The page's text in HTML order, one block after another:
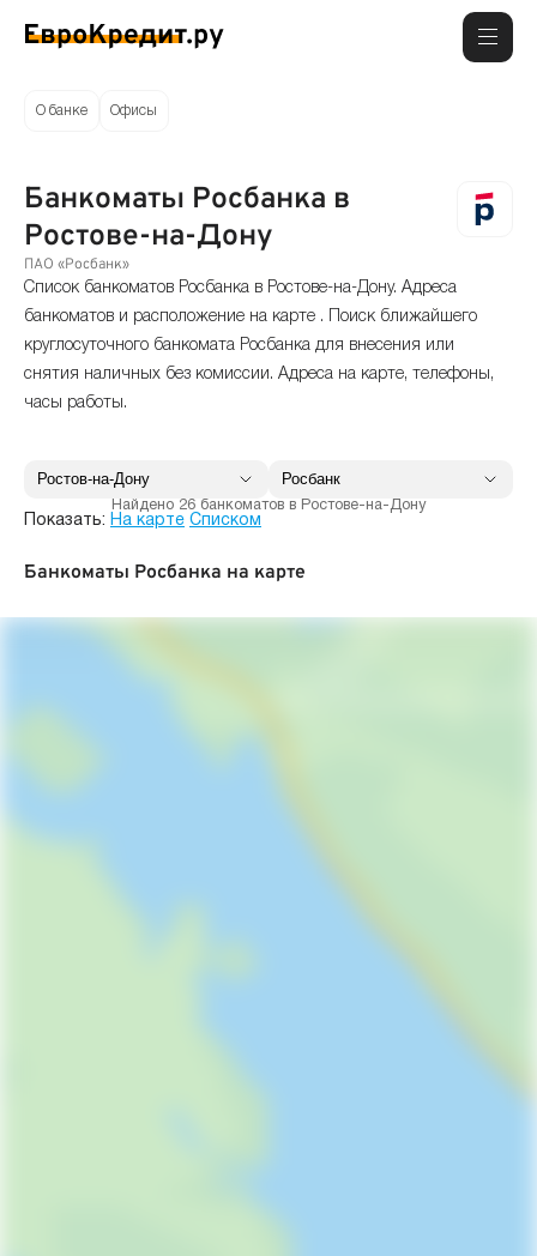
О банке Офисы
Банкоматы Росбанка в
Ростове-на-Дону
ПАО «Росбанк»
Список банкоматов Росбанка в Ростове-на-Дону. Адреса
банкоматов и расположение на карте . Поиск ближайшего
круглосуточного банкомата Росбанка для внесения или
снятия наличных без комиссии. Адреса на карте, телефоны,
часы работы.
Найдено 26 банкоматов в Ростове-на-Дону
Показать: На карте Списком
Банкоматы Росбанка на карте